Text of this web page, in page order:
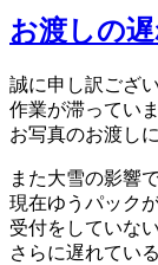
お渡しの
誠に申し訳ござ
作業が滞っていま
お写真のお渡し
また大雪の影響で
現在ゆうパックが
受付をしていな
さらに遅れてい